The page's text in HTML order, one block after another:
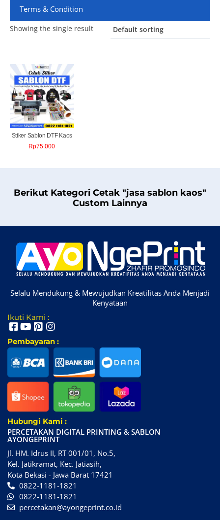
Terms & Condition
Showing the single result
Stiker Sablon DTF Kaos
Rp75.000
Berikut Kategori Cetak "jasa sablon kaos"
Custom Lainnya
Selalu Mendukung & Mewujudkan Kreatifitas Anda Menjadi
Kenyataan
Ikuti Kami :
Pembayaran :
Hubungi Kami :
PERCETAKAN DIGITAL PRINTING & SABLON
AYONGEPRINT
Jl. HM. Idrus II, RT 001/01, No.5,
Kel. Jatikramat, Kec. Jatiasih,
Kota Bekasi - Jawa Barat 17421
0822-1181-1821
0822-1181-1821
percetakan@ayongeprint.co.id